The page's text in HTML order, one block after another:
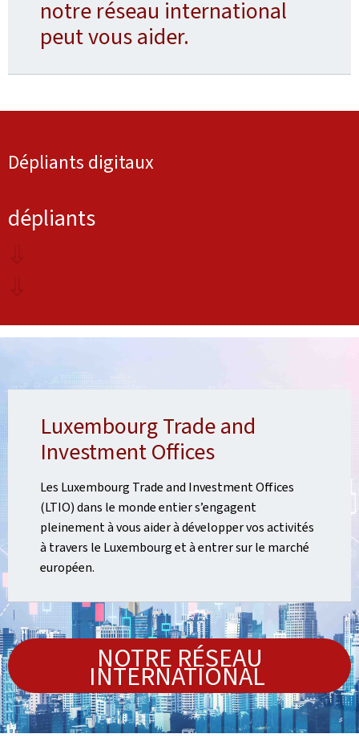
notre réseau international
peut vous aider.
Dépliants digitaux
dépliants
Luxembourg Trade and
Investment Offices
Les Luxembourg Trade and Investment Offices
(LTIO) dans le monde entier s’engagent
pleinement à vous aider à développer vos activités
à travers le Luxembourg et à entrer sur le marché
européen.
NOTRE RÉSEAU
INTERNATIONAL